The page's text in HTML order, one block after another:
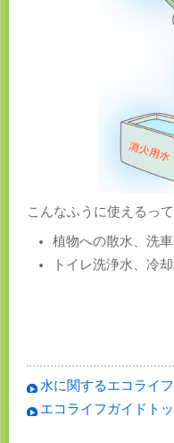
こんなふうに使えるっ
植物への散水、洗
トイレ洗浄水、冷
水に関するエコライ
エコライフガイドト